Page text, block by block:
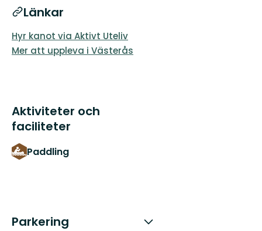
Länkar
Hyr kanot via Aktivt Uteliv
Mer att uppleva i Västerås
Aktiviteter och
faciliteter
Paddling
Parkering